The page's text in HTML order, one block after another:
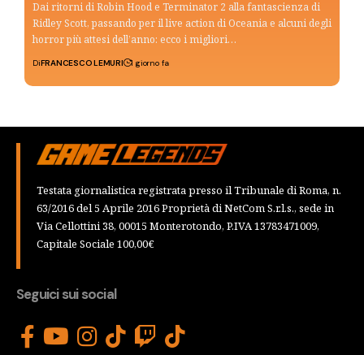
Dai ritorni di Robin Hood e Terminator 2 alla fantascienza di
Ridley Scott, passando per il live action di Oceania e alcuni degli
horror più attesi dell’anno: ecco i migliori…
DiFRANCESCO LEMURI 1 giorno fa
Testata giornalistica registrata presso il Tribunale di Roma, n.
63/2016 del 5 Aprile 2016 Proprietà di NetCom S.r.l.s., sede in
Via Cellottini 38, 00015 Monterotondo, P.IVA 13783471009,
Capitale Sociale 100,00€
Seguici sui social